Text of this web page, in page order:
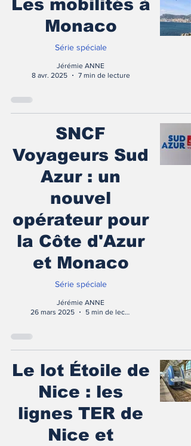
Les mobilités à
Monaco
Série spéciale
Jérémie ANNE
8 avr. 2025
7 min de lecture
SNCF
Voyageurs Sud
Azur : un
nouvel
opérateur pour
la Côte d'Azur
et Monaco
Série spéciale
Jérémie ANNE
26 mars 2025
5 min de lecture
Le lot Étoile de
Nice : les
lignes TER de
Nice et